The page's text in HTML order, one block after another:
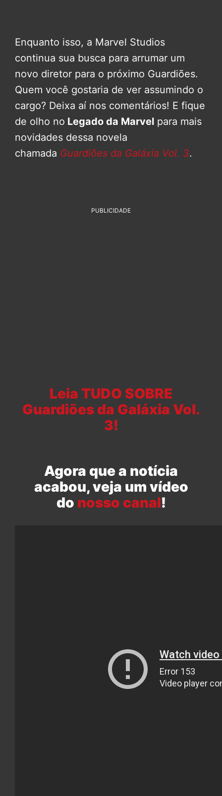
Enquanto isso, a Marvel Studios
continua sua busca para arrumar um
novo diretor para o próximo Guardiões.
Quem você gostaria de ver assumindo o
cargo? Deixa aí nos comentários! E fique
de olho no Legado da Marvel para mais
novidades dessa novela
chamada Guardiões da Galáxia Vol. 3.
PUBLICIDADE
Leia TUDO SOBRE
Guardiões da Galáxia Vol.
3!
Agora que a notícia
acabou, veja um vídeo
do nosso canal!